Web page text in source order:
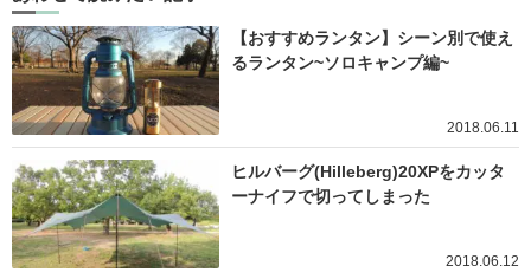
【おすすめランタン】シーン別で使え
るランタン~ソロキャンプ編~
2018.06.11
ヒルバーグ(Hilleberg)20XPをカッタ
ーナイフで切ってしまった
2018.06.12